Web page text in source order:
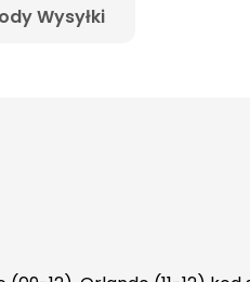
Wysyłki